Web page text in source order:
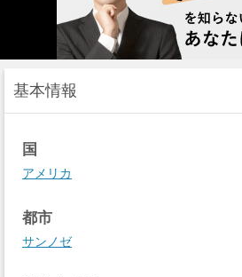
基本情報
国
アメリカ
都市
サンノゼ